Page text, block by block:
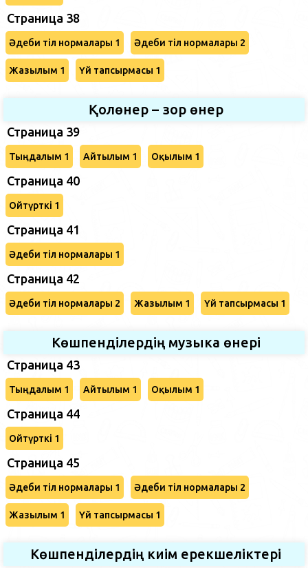
Страница 38
Әдеби тіл нормалары 1 Әдеби тіл нормалары 2
Жазылым 1 Үй тапсырмасы 1
Қолөнер – зор өнер
Страница 39
Тыңдалым 1 Айтылым 1 Оқылым 1
Страница 40
Ойтүрткі 1
Страница 41
Әдеби тіл нормалары 1
Страница 42
Әдеби тіл нормалары 2 Жазылым 1 Үй тапсырмасы 1
Көшпенділердің музыка өнері
Страница 43
Тыңдалым 1 Айтылым 1 Оқылым 1
Страница 44
Ойтүрткі 1
Страница 45
Әдеби тіл нормалары 1 Әдеби тіл нормалары 2
Жазылым 1 Үй тапсырмасы 1
Көшпенділердің киім ерекшеліктері